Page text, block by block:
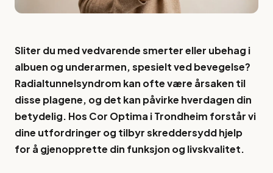
Sliter du med vedvarende smerter eller ubehag i
albuen og underarmen, spesielt ved bevegelse?
Radialtunnelsyndrom kan ofte være årsaken til
disse plagene, og det kan påvirke hverdagen din
betydelig. Hos Cor Optima i Trondheim forstår vi
dine utfordringer og tilbyr skreddersydd hjelp
for å gjenopprette din funksjon og livskvalitet.